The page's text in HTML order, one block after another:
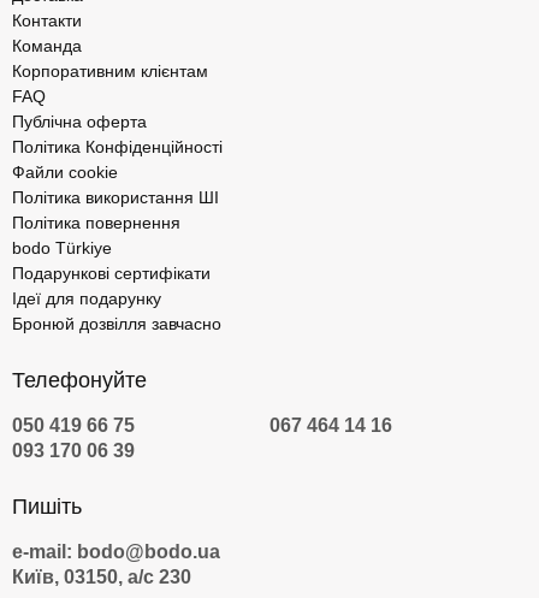
Контакти
Команда
Корпоративним клієнтам
FAQ
Публічна оферта
Політика Конфіденційності
Файли cookie
Політика використання ШІ
Політика повернення
bodo Türkiye
Подарункові сертифікати
Ідеї для подарунку
Бронюй дозвілля завчасно
Телефонуйте
050 419 66 75
067 464 14 16
093 170 06 39
Пишіть
e-mail: bodo@bodo.ua
Київ, 03150, а/с 230